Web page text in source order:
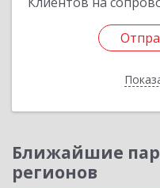
Ближайшие
регионов